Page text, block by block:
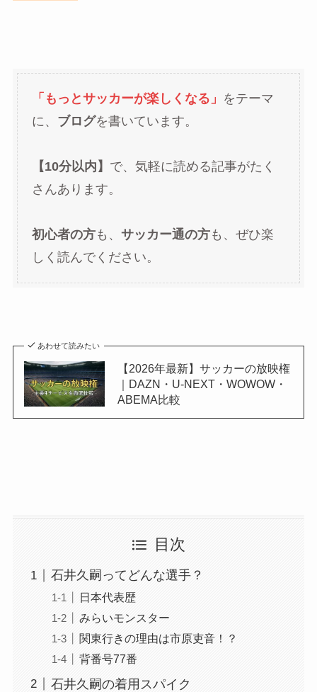
「もっとサッカーが楽しくなる」 をテーマ
に、 ブログを書いています。
【10分以内】 で、気軽に読める記事がたく
さんあります。
初心者の方も、 サッカー通の方も、ぜひ楽
しく読んでください。
あわせて読みたい
【2026年最新】サッカーの放映権
｜DAZN・U-NEXT・WOWOW・
ABEMA比較
目次
石井久嗣ってどんな選手？
日本代表歴
みらいモンスター
関東行きの理由は市原吏音！？
背番号77番
石井久嗣の着用スパイク